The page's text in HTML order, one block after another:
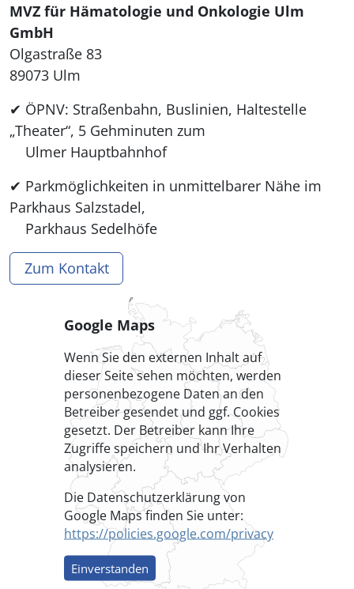
MVZ für Hämatologie und Onkologie Ulm
GmbH
Olgastraße 83
89073 Ulm
✔ ÖPNV: Straßenbahn, Buslinien, Haltestelle
„Theater“, 5 Gehminuten zum
Ulmer Hauptbahnhof
✔ Parkmöglichkeiten in unmittelbarer Nähe im
Parkhaus Salzstadel,
Parkhaus Sedelhöfe
Zum Kontakt
Google Maps
Wenn Sie den externen Inhalt auf
dieser Seite sehen möchten, werden
personenbezogene Daten an den
Betreiber gesendet und ggf. Cookies
gesetzt. Der Betreiber kann Ihre
Zugriffe speichern und Ihr Verhalten
analysieren.
Die Datenschutzerklärung von
Google Maps finden Sie unter:
https://policies.google.com/privacy
Einverstanden